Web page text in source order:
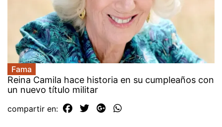
Fama
Reina Camila hace historia en su cumpleaños con
un nuevo título militar
compartir en: